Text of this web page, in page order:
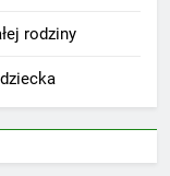
rodziny